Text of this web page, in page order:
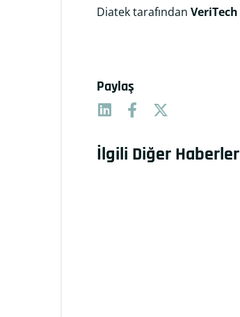
Diatek tarafından VeriTech
Paylaş
İlgili Diğer Haberler